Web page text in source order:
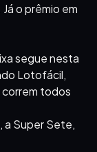
o prêmio em
segue nesta
Lotofácil,
correm todos
a Super Sete,